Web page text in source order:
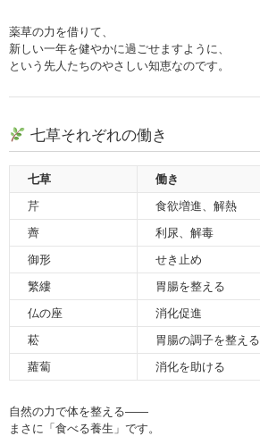
薬草の力を借りて、
新しい一年を健やかに過ごせますように、
という先人たちのやさしい知恵なのです。
七草それぞれの働き
七草
働き
芹
食欲増進、解熱
薺
利尿、解毒
御形
せき止め
繁縷
胃腸を整える
仏の座
消化促進
菘
胃腸の調子を整える
蘿蔔
消化を助ける
自然の力で体を整える――
まさに「食べる養生」です。